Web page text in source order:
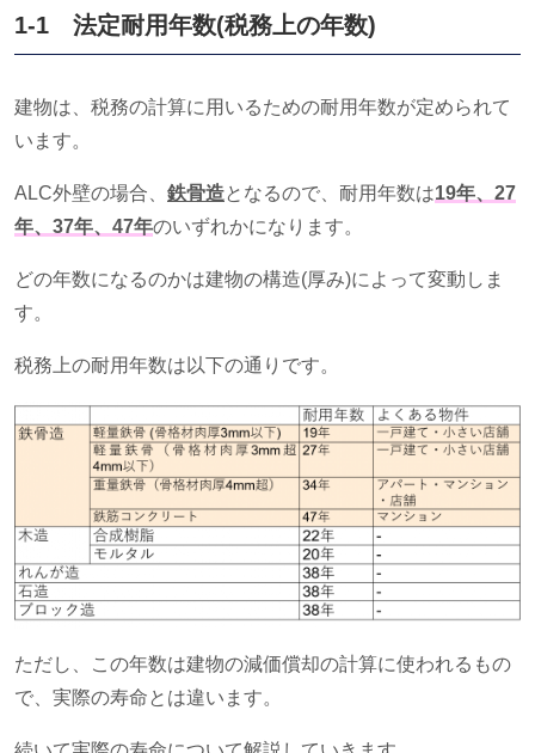
1-1 法定耐用年数(税務上の年数)
建物は、税務の計算に用いるための耐用年数が定められて
います。
ALC外壁の場合、 鉄骨造となるので、耐用年数は19年、27
年、37年、47年のいずれかになります。
どの年数になるのかは建物の構造(厚み)によって変動しま
す。
税務上の耐用年数は以下の通りです。
ただし、この年数は建物の減価償却の計算に使われるもの
で、実際の寿命とは違います。